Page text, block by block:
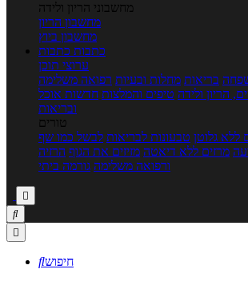
מחשבוני הריון ולידה
מחשבון הריון
מחשבון ביוץ
כתבות כתבות
ערוצי תוכן
בריאות מחלות ובעיות רפואה משלימה
הריון ולידה טיפים והמלצות חדשות אוכל
ובריאות
טורים
ללא גלוטן טבעונות לבריאות לבשל כמו שף
מרזים ללא דיאטה מזיזים את הגוף הרזיה
ורפואה משלימה גורמה ביתי



חיפוש